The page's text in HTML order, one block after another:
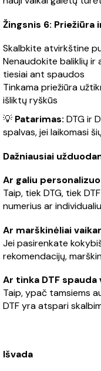
Žingsnis 6: Priežiūra
Skalbkite atvirkštine
Nenaudokite baliklių
tiesiai ant spaudos
Tinkama priežiūra
išliktų ryškūs
💡 Patarimas: DTG ir
spalvas, jei laikomasi
Dažniausiai
Ar galiu
Taip, tiek DTG, tiek
numerius ar
Ar marškinėliai
Jei pasirenkate
rekomendacijų,
Ar tinka DTF spauda
Taip, ypač tamsiems
DTF yra atspari
Išvada